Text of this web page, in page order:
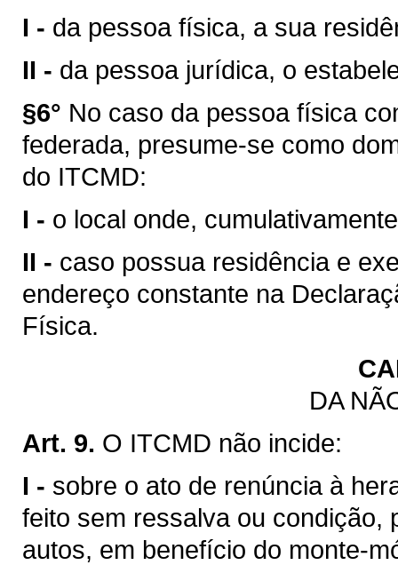
I - da pessoa física, a sua
II - da pessoa jurídica, o
§6° No caso da pessoa física
federada, presume-se como
do ITCMD:
I - o local onde,
II - caso possua residência e
endereço constante na
Física.
DA
Art. 9. O ITCMD não incide:
I - sobre o ato de renúncia à
feito sem ressalva ou condição,
autos, em benefício do monte-